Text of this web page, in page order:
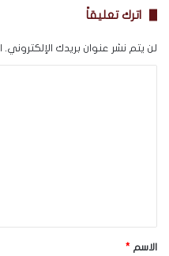
اترك تعليقاً
لن يتم نشر عنوان بريدك الإلكتروني.
*الاسم *